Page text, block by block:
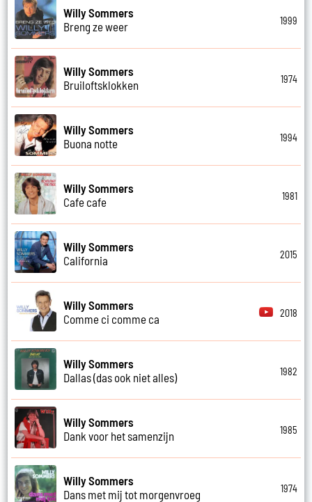
Willy Sommers
Breng ze weer
1999
Willy Sommers
Bruiloftsklokken
1974
Willy Sommers
Buona notte
1994
Willy Sommers
Cafe cafe
1981
Willy Sommers
California
2015
Willy Sommers
Comme ci comme ca
2018
Willy Sommers
Dallas (das ook niet alles)
1982
Willy Sommers
Dank voor het samenzijn
1985
Willy Sommers
Dans met mij tot morgenvroeg
1974